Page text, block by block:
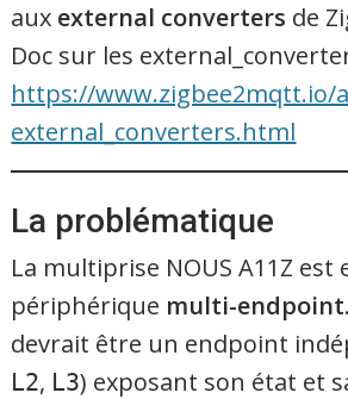
aux external converters de
Doc sur les
https://www.zigbee2mqtt.io/
external_converters.html
La problématique
La multiprise NOUS A11Z est
périphérique multi-endpoint
devrait être un endpoint
L2, L3) exposant son état et